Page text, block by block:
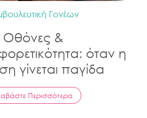
Γονέων
Οθόνες &
όταν η
γίνεται παγίδα
Περισσότερα